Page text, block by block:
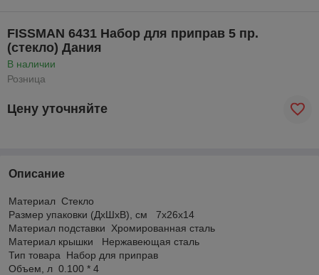
FISSMAN 6431 Набор для приправ 5 пр.
(стекло) Дания
В наличии
Розница
Цену уточняйте
Описание
Материал Стекло
Размер упаковки (ДхШхВ), см 7x26x14
Материал подставки Хромированная сталь
Материал крышки Нержавеющая сталь
Тип товара Набор для приправ
Объем, л 0.100 * 4